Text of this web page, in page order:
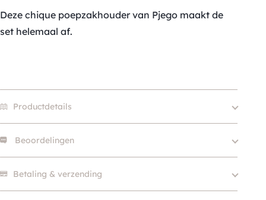
Deze chique poepzakhouder van Pjego maakt de
set helemaal af.
Productdetails
Beoordelingen
Betaling & verzending